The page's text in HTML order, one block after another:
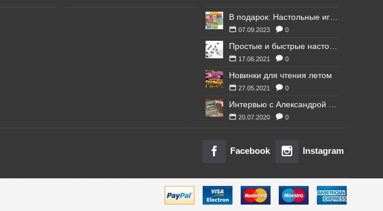
В подарок: Настольные игры для Ваших британских друзей
07.09.2023 0
Простые и быстрые настольные игры
17.06.2021 0
Новинки для чтения летом
27.05.2021 0
Интервью с Александрой Литвиной
20.07.2020 0
Facebook Instagram